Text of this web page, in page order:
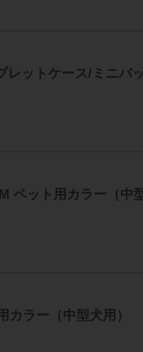
ットケース/ミニバ
ペット用カラー（中型
ラー（中型犬用）